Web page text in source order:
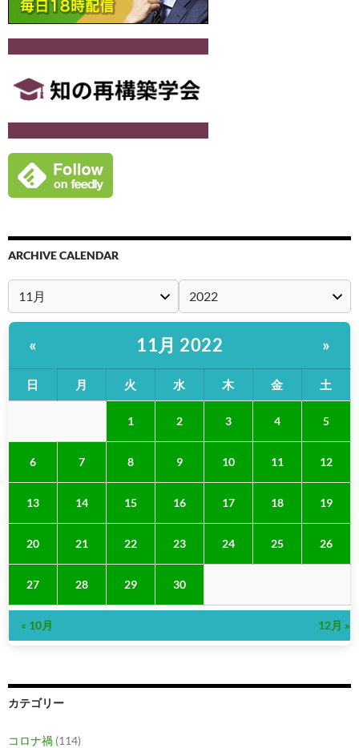
ARCHIVE CALENDAR
« 11月 2022 »
日 月 火 水 木 金 土
1 2 3 4 5
6 7 8 9 10 11 12
13 14 15 16 17 18 19
20 21 22 23 24 25 26
27 28 29 30
« 10月 12月 »
カテゴリー
コロナ禍 (114)